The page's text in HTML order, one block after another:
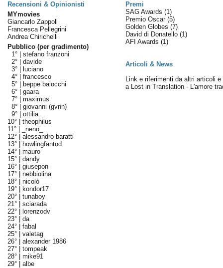
Recensioni & Opinionisti
Premi
MYmovies
Giancarlo Zappoli
Francesca Pellegrini
Andrea Chirichelli
Pubblico (per gradimento)
1° | stefano franzoni
2° | davide
3° |
luciano
4° | francesco
5° |
beppe baiocchi
6° | gaara
7° | maximus
8° | giovanni (gvnn)
9° | ottilia
10° | theophilus
11° |
_neno_
12° | alessandro baratti
13° |
howlingfantod
14° | mauro
15° | dandy
16° | giusepon
17° | nebbiolina
18° | nicolò
19° |
kondor17
20° | tunaboy
21° | sciarada
22° |
lorenzodv
23° | da
24° | fabal
25° | valetag
26° | alexander 1986
27° | tompeak
28° | mike91
29° | albe
SAG Awards (1)
Premio Oscar (5)
Golden Globes (7)
David di Donatello (1)
AFI Awards (1)
Articoli & News
Link e riferimenti da altri articoli e
a Lost in Translation - L'amore